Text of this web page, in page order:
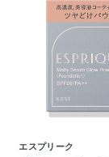
エスプリーク